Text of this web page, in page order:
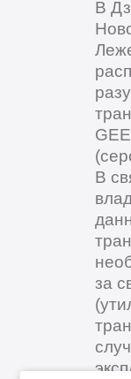
В
В
за